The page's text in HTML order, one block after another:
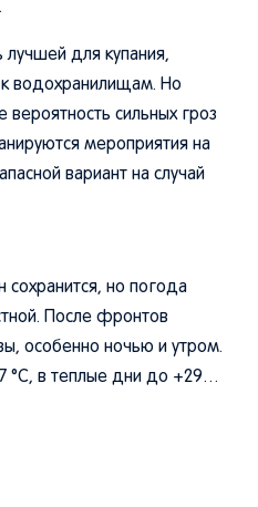
для купания,
водохранилищам. Но
сильных гроз
мероприятия на
вариант на случай
но погода
После фронтов
особенно ночью и утром.
в теплые дни до +29…